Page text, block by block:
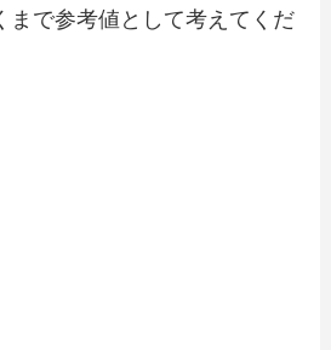
まで参考値として考えてくだ